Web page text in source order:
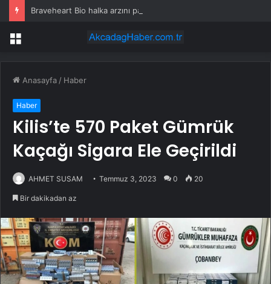
Menü
Anasayfa / Haber
Haber
Kilis’te 570 Paket Gümrük
Kaçağı Sigara Ele Geçirildi
AHMET SUSAM Temmuz 3, 2023 0 20
Bir dakikadan az